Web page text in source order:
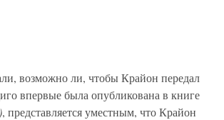
возможно ли, чтобы Крайон передал
впервые была опубликована в книге
, представляется уместным, что Крайон